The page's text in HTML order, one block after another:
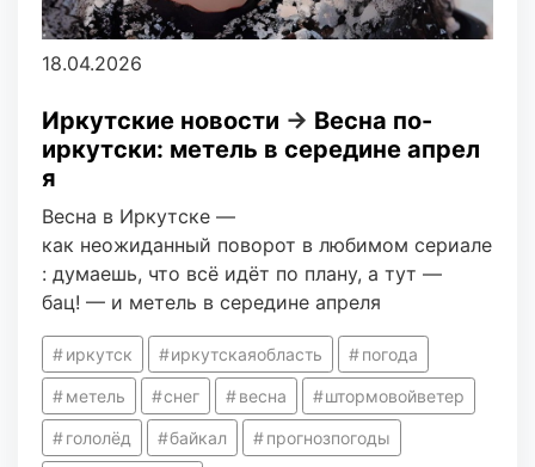
18.04.2026
Иркутские новости → Весна по-
иркутски: метель в середине апрел
я
Весна в Иркутске —
как неожиданный поворот в любимом сериале
: думаешь, что всё идёт по плану, а тут —
бац! — и метель в середине апреля
иркутск иркутскаяобласть погода
метель снег весна штормовойветер
гололёд байкал прогнозпогоды